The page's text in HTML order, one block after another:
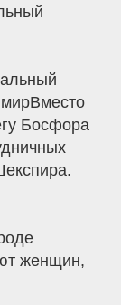
Босфора
женщин,